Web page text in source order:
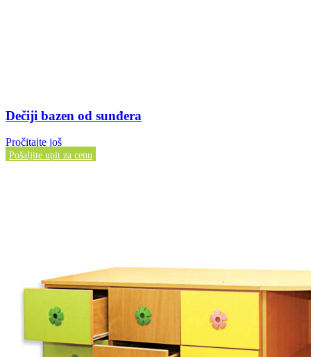
Dečiji bazen od sunđera
Pročitajte još
Pošaljite upit za cenu